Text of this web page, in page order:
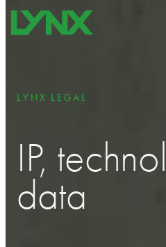
Přeskočit na hlavní obsah
LYNX LEGAL
IP,
data